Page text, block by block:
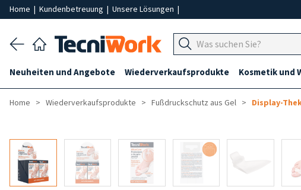
Home | Kundenbetreuung | Unsere Lösungen |
Neuheiten und Angebote Wiederverkaufsprodukte Kosmetik und
Home Wiederverkaufsprodukte Fußdruckschutz aus Gel Display-
-50%